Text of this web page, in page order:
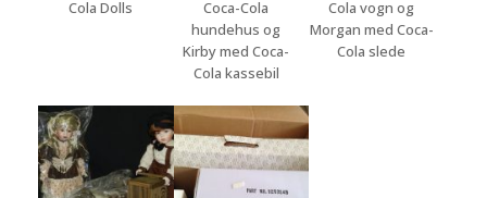
Cola Dolls
Coca-Cola
hundehus og
Kirby med Coca-
Cola kassebil
Cola vogn og
Morgan med Coca-
Cola slede